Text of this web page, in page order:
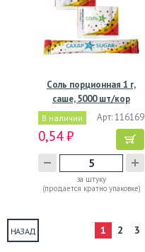
Соль порционная 1 г,
саше, 5000 шт/кор
5 000…
В наличии Арт: 116169
0,54 ₽
за штуку
(продается кратно упаковке)
НАЗАД 1 2 3